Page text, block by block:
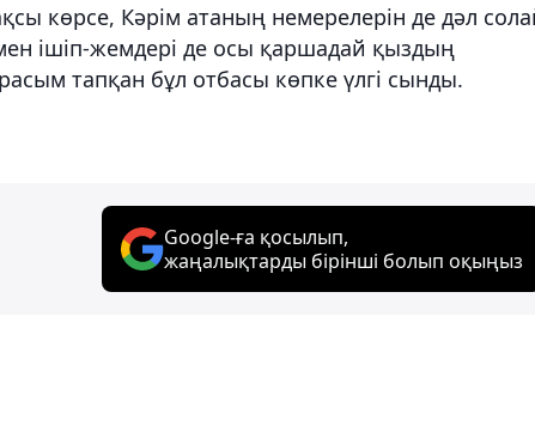
көрсе, Кәрім атаның немерелерін де дәл
ішіп-жемдері де осы қаршадай қыздың
тапқан бұл отбасы көпке үлгі сынды.
Google-ға қосылып,
жаңалықтарды бірінші болып оқыңыз